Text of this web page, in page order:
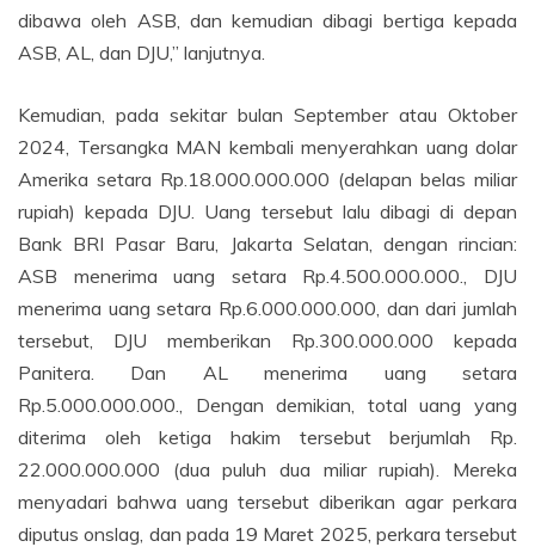
dibawa oleh ASB, dan kemudian dibagi bertiga kepada
ASB, AL, dan DJU,” lanjutnya.
Kemudian, pada sekitar bulan September atau Oktober
2024, Tersangka MAN kembali menyerahkan uang dolar
Amerika setara Rp.18.000.000.000 (delapan belas miliar
rupiah) kepada DJU. Uang tersebut lalu dibagi di depan
Bank BRI Pasar Baru, Jakarta Selatan, dengan rincian:
ASB menerima uang setara Rp.4.500.000.000., DJU
menerima uang setara Rp.6.000.000.000, dan dari jumlah
tersebut, DJU memberikan Rp.300.000.000 kepada
Panitera. Dan AL menerima uang setara
Rp.5.000.000.000., Dengan demikian, total uang yang
diterima oleh ketiga hakim tersebut berjumlah Rp.
22.000.000.000 (dua puluh dua miliar rupiah). Mereka
menyadari bahwa uang tersebut diberikan agar perkara
diputus onslag, dan pada 19 Maret 2025, perkara tersebut